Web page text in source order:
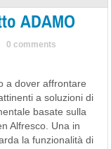
ADAMO
0 comments
a dover affrontare
a soluzioni di
basate sulla
Alfresco. Una in
la funzionalità di